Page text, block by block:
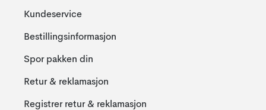
Kundeservice
Bestillingsinformasjon
Spor pakken din
Retur & reklamasjon
Registrer retur & reklamasjon